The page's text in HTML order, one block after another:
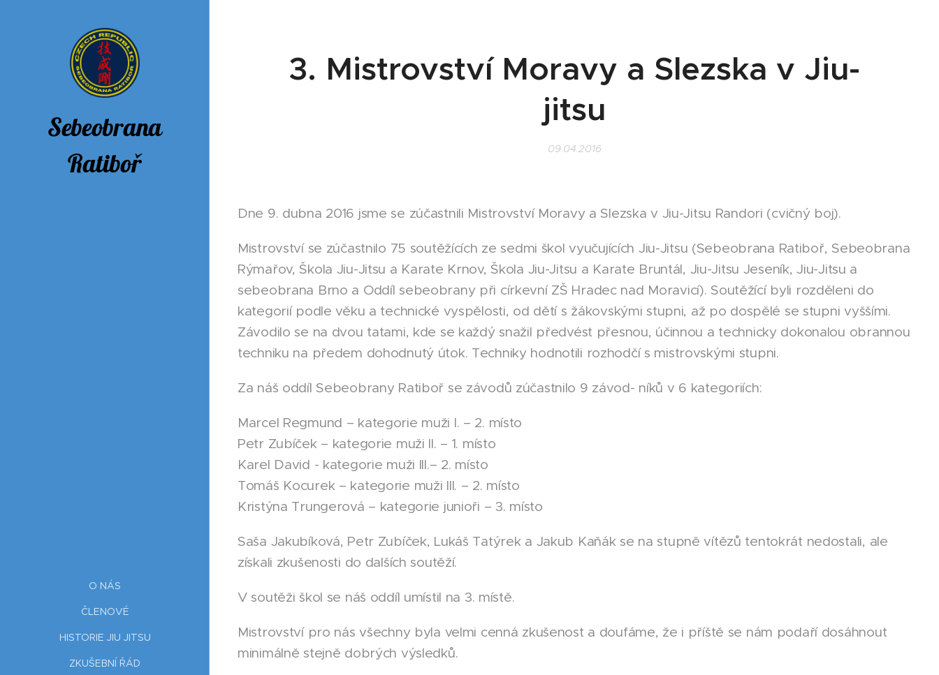
Sebeobrana
Ratiboř
O NÁS
ČLENOVÉ
HISTORIE JIU JITSU
ZKUŠEBNÍ ŘÁD
3. Mistrovství Moravy a Slezska v Jiu-
jitsu
09.04.2016
Dne 9. dubna 2016 jsme se zúčastnili Mistrovství Moravy a Slezska v Jiu-Jitsu Randori (cvičný boj).
Mistrovství se zúčastnilo 75 soutěžících ze sedmi škol vyučujících Jiu-Jitsu (Sebeobrana Ratiboř, Sebeobrana
Rýmařov, Škola Jiu-Jitsu a Karate Krnov, Škola Jiu-Jitsu a Karate Bruntál, Jiu-Jitsu Jeseník, Jiu-Jitsu a
sebeobrana Brno a Oddíl sebeobrany při církevní ZŠ Hradec nad Moravicí). Soutěžící byli rozděleni do
kategorií podle věku a technické vyspělosti, od dětí s žákovskými stupni, až po dospělé se stupni vyššími.
Závodilo se na dvou tatami, kde se každý snažil předvést přesnou, účinnou a technicky dokonalou obrannou
techniku na předem dohodnutý útok. Techniky hodnotili rozhodčí s mistrovskými stupni.
Za náš oddíl Sebeobrany Ratiboř se závodů zúčastnilo 9 závod- níků v 6 kategoriích:
Marcel Regmund – kategorie muži I. – 2. místo
Petr Zubíček – kategorie muži II. – 1. místo
Karel David - kategorie muži III.– 2. místo
Tomáš Kocurek – kategorie muži III. – 2. místo
Kristýna Trungerová – kategorie junioři – 3. místo
Saša Jakubíková, Petr Zubíček, Lukáš Tatýrek a Jakub Kaňák se na stupně vítězů tentokrát nedostali, ale
získali zkušenosti do dalších soutěží.
V soutěži škol se náš oddíl umístil na 3. místě.
Mistrovství pro nás všechny byla velmi cenná zkušenost a doufáme, že i příště se nám podaří dosáhnout
minimálně stejně dobrých výsledků.